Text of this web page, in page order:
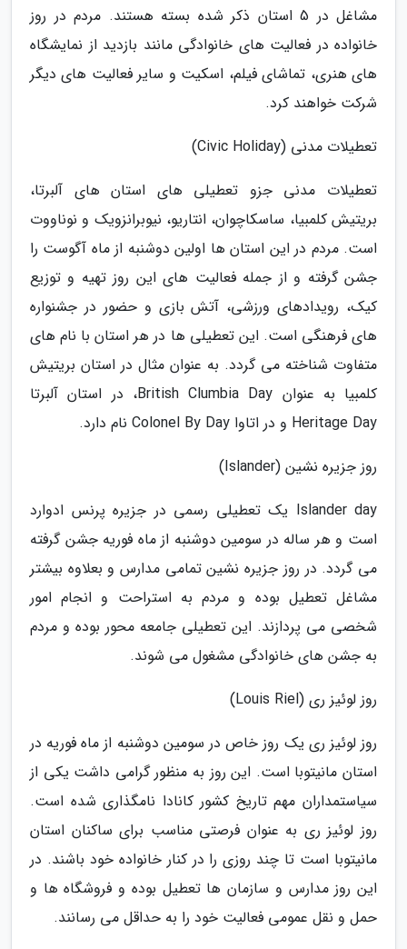
مشاغل در 5 استان ذکر شده بسته هستند. مردم در روز
خانواده در فعالیت های خانوادگی مانند بازدید از نمایشگاه
های هنری، تماشای فیلم، اسکیت و سایر فعالیت های دیگر
شرکت خواهند کرد.
تعطیلات مدنی (Civic Holiday)
تعطیلات مدنی جزو تعطیلی های استان های آلبرتا،
بریتیش کلمبیا، ساسکاچوان، انتاریو، نیوبرانزویک و نوناووت
است. مردم در این استان ها اولین دوشنبه از ماه آگوست را
جشن گرفته و از جمله فعالیت های این روز تهیه و توزیع
کیک، رویدادهای ورزشی، آتش بازی و حضور در جشنواره
های فرهنگی است. این تعطیلی ها در هر استان با نام های
متفاوت شناخته می گردد. به عنوان مثال در استان بریتیش
کلمبیا به عنوان British Clumbia Day، در استان آلبرتا
Heritage Day و در اتاوا Colonel By Day نام دارد.
روز جزیره نشین (Islander)
Islander day یک تعطیلی رسمی در جزیره پرنس ادوارد
است و هر ساله در سومین دوشنبه از ماه فوریه جشن گرفته
می گردد. در روز جزیره نشین تمامی مدارس و بعلاوه بیشتر
مشاغل تعطیل بوده و مردم به استراحت و انجام امور
شخصی می پردازند. این تعطیلی جامعه محور بوده و مردم
به جشن های خانوادگی مشغول می شوند.
روز لوئیز ری (Louis Riel)
روز لوئیز ری یک روز خاص در سومین دوشنبه از ماه فوریه در
استان مانیتوبا است. این روز به منظور گرامی داشت یکی از
سیاستمداران مهم تاریخ کشور کانادا نامگذاری شده است.
روز لوئیز ری به عنوان فرصتی مناسب برای ساکنان استان
مانیتوبا است تا چند روزی را در کنار خانواده خود باشند. در
این روز مدارس و سازمان ها تعطیل بوده و فروشگاه ها و
حمل و نقل عمومی فعالیت خود را به حداقل می رسانند.